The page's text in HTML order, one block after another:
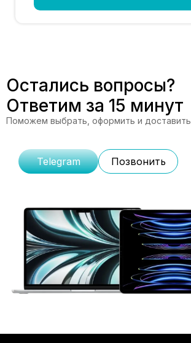
Остались вопросы?
Ответим за 15 минут
Поможем выбрать, оформить и доставить
Telegram Позвонить